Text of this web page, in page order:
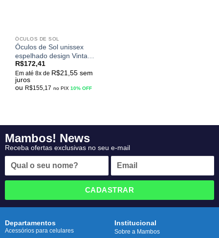
ÓCULOS DE SOL
Óculos de Sol unissex
espelhado design Vintage
modelo redondo
KANASTAL Steampunk
UV400
R$172,41
Em até 8x de R$21,55 sem
juros
ou R$155,17 no PIX10% OFF
Mambos! News
Receba ofertas exclusivas no seu e-mail
CADASTRAR
Departamentos
Acessórios para celulares
Institucional
Sobre a Mambos